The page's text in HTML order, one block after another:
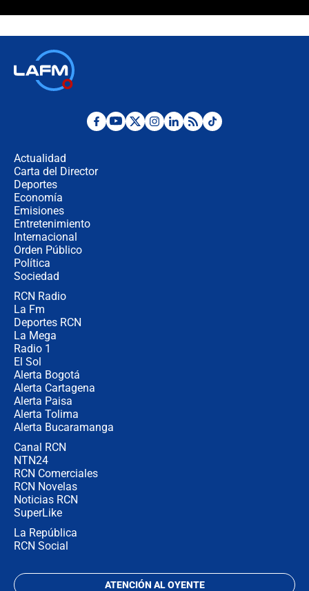
Desde dermatitis hasta infecciones:
Actualidad
Carta del Director
Deportes
Economía
Emisiones
Entretenimiento
Internacional
Orden Público
Política
Sociedad
RCN Radio
La Fm
Deportes RCN
La Mega
Radio 1
El Sol
Alerta Bogotá
Alerta Cartagena
Alerta Paisa
Alerta Tolima
Alerta Bucaramanga
Canal RCN
NTN24
RCN Comerciales
RCN Novelas
Noticias RCN
SuperLike
La República
RCN Social
ATENCIÓN AL OYENTE